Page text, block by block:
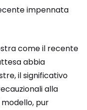
impennata
come il recente
abbia
il significativo
alla
pur